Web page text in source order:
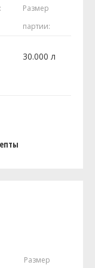
1 шт
Размер
партии:
30.000 л
20 г
Размер